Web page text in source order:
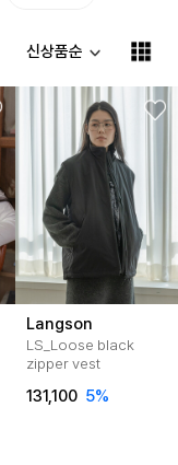
신상품순
Langson
LS_Loose black
zipper vest
131,100 5%